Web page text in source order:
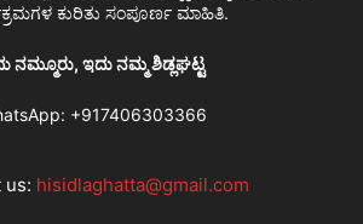
ಕುರಿತು ಸಂಪೂರ್ಣ ಮಾಹಿತಿ.
ನಮ್ಮೂರು, ಇದು ನಮ್ಮ ಶಿಡ್ಲಘಟ್ಟ
+917406303366
us: hisidlaghatta@gmail.com